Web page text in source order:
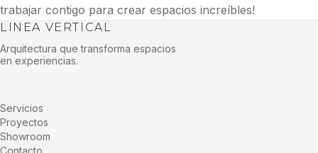
trabajar contigo para crear espacios increíbles!
LINEA VERTICAL
Arquitectura que transforma espacios
en experiencias.
Servicios
Proyectos
Showroom
Contacto